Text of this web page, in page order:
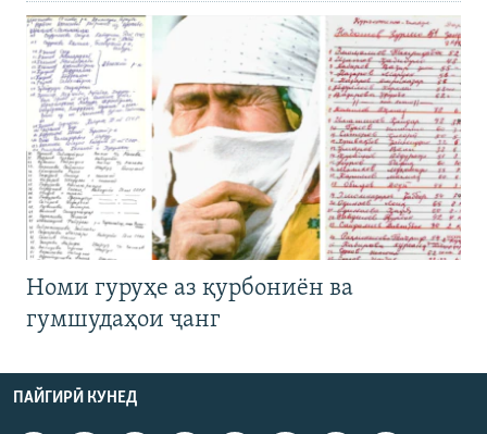
Номи гуруҳе аз қурбониён ва
гумшудаҳои ҷанг
ПАЙГИРӢ КУНЕД